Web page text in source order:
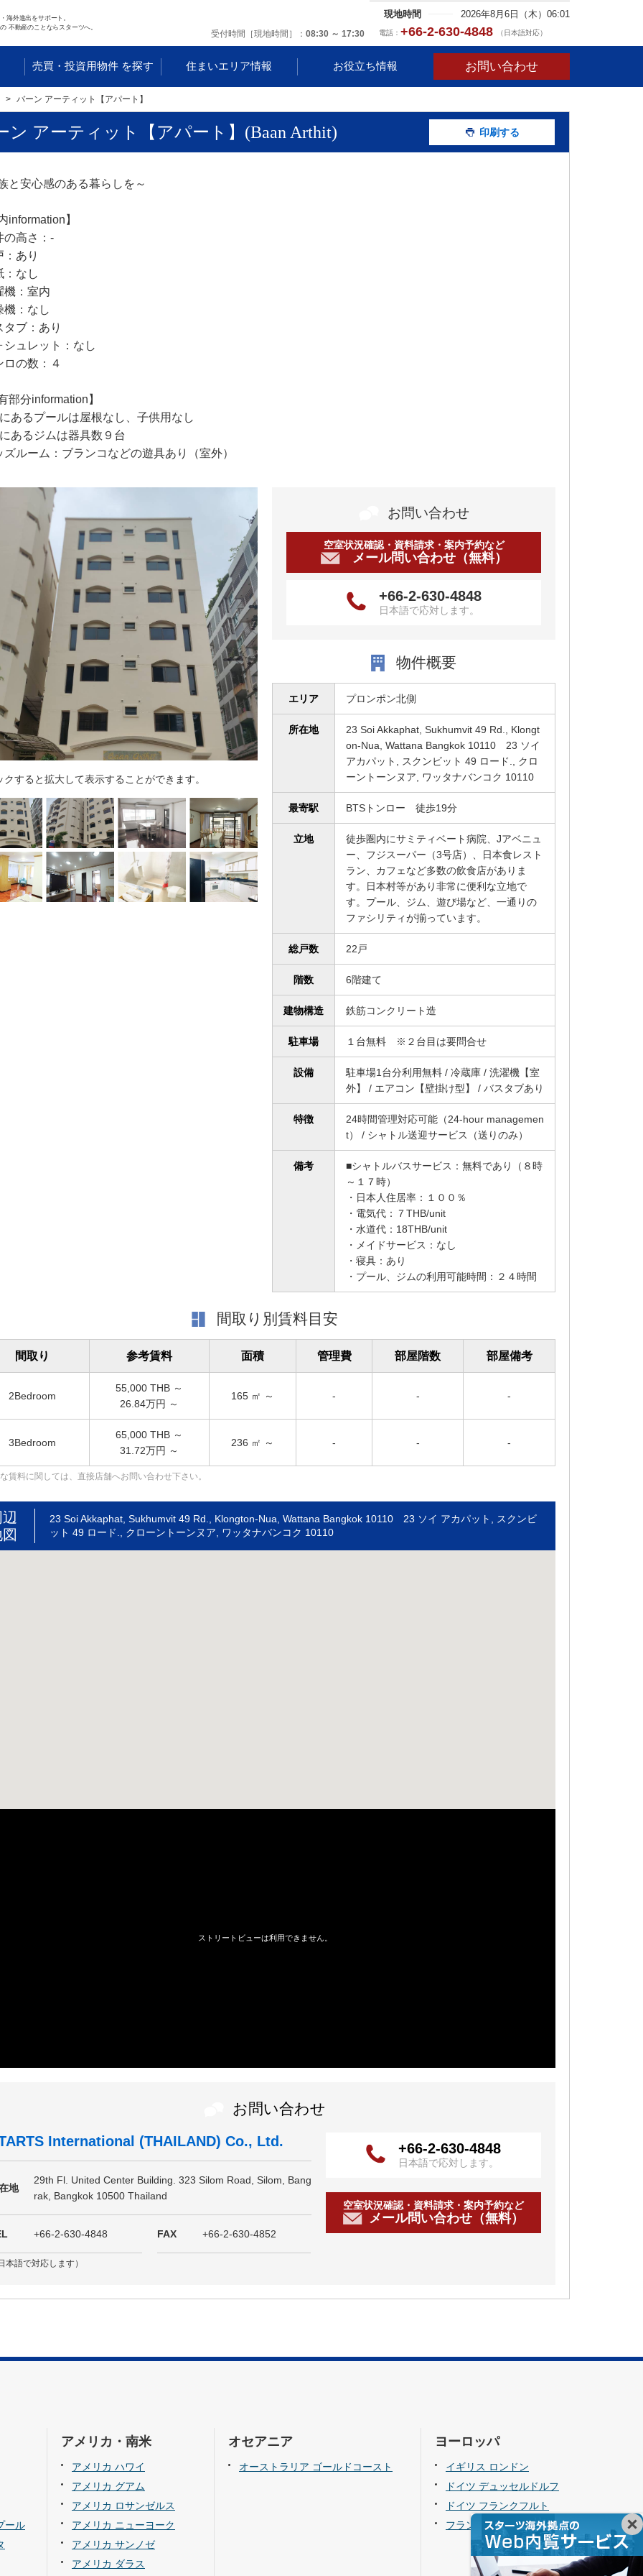
海外進出をサポート。
不動産のことならスターツへ。
現地時間 2026年8月6日（木）06:01
受付時間［現地時間］ 08:30 ～ 17:30 電話： +66-2-630-4848 （日本語対応）
売買・投資用物件 を探す 住まいエリア情報 お役立ち情報 お問い合わせ
バーン アーティット【アパート】
ン アーティット【アパート】(Baan Arthit) 印刷する
と安心感のある暮らしを～
information】
の高さ：‐
：あり
：なし
機：室内
機：なし
タブ：あり
シュレット：なし
ロの数：４
部分information】
あるプールは屋根なし、子供用なし
あるジムは器具数９台
ズルーム：ブランコなどの遊具あり（室外）
クすると拡大して表示することができます。
お問い合わせ
空室状況確認・資料請求・案内予約など
メール問い合わせ（無料）
+66-2-630-4848
日本語で応対します。
物件概要
エリア プロンポン北側
所在地
23 Soi Akkaphat, Sukhumvit 49 Rd., Klongt
on-Nua, Wattana Bangkok 10110 23 ソイ
アカパット, スクンビット 49 ロード., クロ
ーントーンヌア, ワッタナバンコク 10110
最寄駅 BTSトンロー 徒歩19分
立地
徒歩圏内にサミティベート病院、Jアベニュ
ー、フジスーパー（3号店）、日本食レスト
ラン、カフェなど多数の飲食店がありま
す。日本村等があり非常に便利な立地で
す。プール、ジム、遊び場など、一通りの
ファシリティが揃っています。
総戸数 22戸
階数 6階建て
建物構造 鉄筋コンクリート造
駐車場 １台無料 ※２台目は要問合せ
設備
駐車場1台分利用無料 / 冷蔵庫 / 洗濯機【室
外】 / エアコン【壁掛け型】 / バスタブあり
特徴
24時間管理対応可能（24-hour managemen
t） / シャトル送迎サービス（送りのみ）
備考
■シャトルバスサービス：無料であり（８時
～１７時）
・日本人住居率：１００％
・電気代：７THB/unit
・水道代：18THB/unit
・メイドサービス：なし
・寝具：あり
・プール、ジムの利用可能時間：２４時間
間取り別賃料目安
間取り 参考賃料 面積 管理費 部屋階数 部屋備考
2Bedroom
55,000 THB ～
26.84万円 ～
165 ㎡ ～ - - -
3Bedroom
65,000 THB ～
31.72万円 ～
236 ㎡ ～ - - -
賃料に関しては、直接店舗へお問い合わせ下さい。
23 Soi Akkaphat, Sukhumvit 49 Rd., Klongton-Nua, Wattana Bangkok 10110 23 ソイ アカパット, スクンビ
ット 49 ロード., クローントーンヌア, ワッタナバンコク 10110
お問い合わせ
International (THAILAND) Co., Ltd.
地
29th Fl. United Center Building. 323 Silom Road, Silom, Bang
rak, Bangkok 10500 Thailand
+66-2-630-4848
本語で対応します）
FAX +66-2-630-4852
+66-2-630-4848
日本語で応対します。
空室状況確認・資料請求・案内予約など
メール問い合わせ（無料）
ール
アメリカ・南米
アメリカ ハワイ
アメリカ グアム
アメリカ ロサンゼルス
アメリカ ニューヨーク
アメリカ サンノゼ
アメリカ ダラス
オセアニア
オーストラリア ゴールドコースト
ヨーロッパ
イギリス ロンドン
ドイツ デュッセルドルフ
ドイツ フランクフルト
フランス パリ